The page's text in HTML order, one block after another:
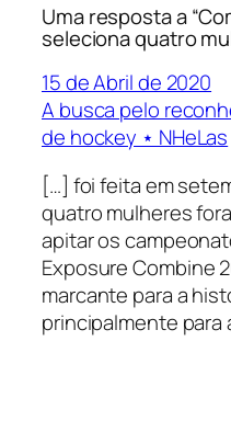
Uma resposta a
seleciona quatro
15 de Abril de 2020
A busca pelo
de hockey ⋆ NHeLas
[…] foi feita em
quatro mulheres
apitar os
Exposure Combine
marcante para a
principalmente para